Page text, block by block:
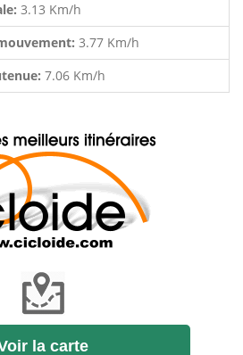
3.13 Km/h
3.77 Km/h
7.06 Km/h
la carte